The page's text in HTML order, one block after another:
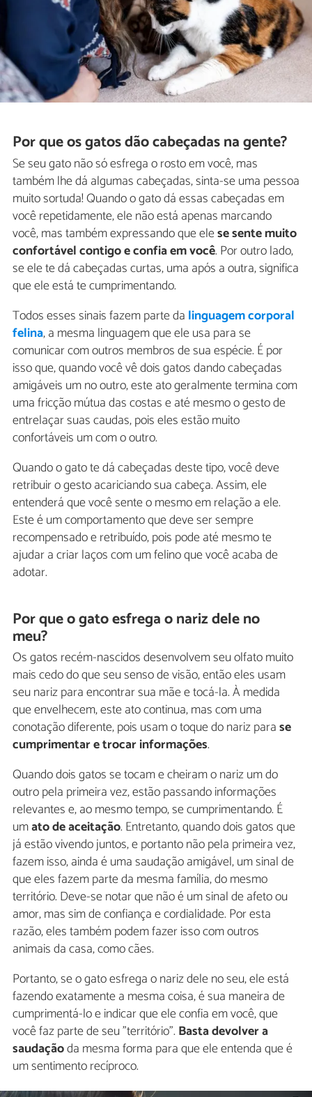
Por que os gatos dão cabeçadas na gente?
Se seu gato não só esfrega o rosto em você, mas
também lhe dá algumas cabeçadas, sinta-se uma pessoa
muito sortuda! Quando o gato dá essas cabeçadas em
você repetidamente, ele não está apenas marcando
você, mas também expressando que elese sente muito
confortável contigo e confia em você. Por outro lado,
se ele te dá cabeçadas curtas, uma após a outra, significa
que ele está te cumprimentando.
Todos esses sinais fazem parte da linguagem corporal
felina, a mesma linguagem que ele usa para se
comunicar com outros membros de sua espécie. É por
isso que, quando você vê dois gatos dando cabeçadas
amigáveis um no outro, este ato geralmente termina com
uma fricção mútua das costas e até mesmo o gesto de
entrelaçar suas caudas, pois eles estão muito
confortáveis um com o outro.
Quando o gato te dá cabeçadas deste tipo, você deve
retribuir o gesto acariciando sua cabeça. Assim, ele
entenderá que você sente o mesmo em relação a ele.
Este é um comportamento que deve ser sempre
recompensado e retribuído, pois pode até mesmo te
ajudar a criar laços com um felino que você acaba de
adotar.
Por que o gato esfrega o nariz dele no
meu?
Os gatos recém-nascidos desenvolvem seu olfato muito
mais cedo do que seu senso de visão, então eles usam
seu nariz para encontrar sua mãe e tocá-la. À medida
que envelhecem, este ato continua, mas com uma
conotação diferente, pois usam o toque do nariz parase
cumprimentar e trocar informações.
Quando dois gatos se tocam e cheiram o nariz um do
outro pela primeira vez, estão passando informações
relevantes e, ao mesmo tempo, se cumprimentando. É
umato de aceitação. Entretanto, quando dois gatos que
já estão vivendo juntos, e portanto não pela primeira vez,
fazem isso, ainda é uma saudação amigável, um sinal de
que eles fazem parte da mesma família, do mesmo
território. Deve-se notar que não é um sinal de afeto ou
amor, mas sim de confiança e cordialidade. Por esta
razão, eles também podem fazer isso com outros
animais da casa, como cães.
Portanto, se o gato esfrega o nariz dele no seu, ele está
fazendo exatamente a mesma coisa, é sua maneira de
cumprimentá-lo e indicar que ele confia em você, que
você faz parte de seu "território". Basta devolver a
saudaçãoda mesma forma para que ele entenda que é
um sentimento recíproco.